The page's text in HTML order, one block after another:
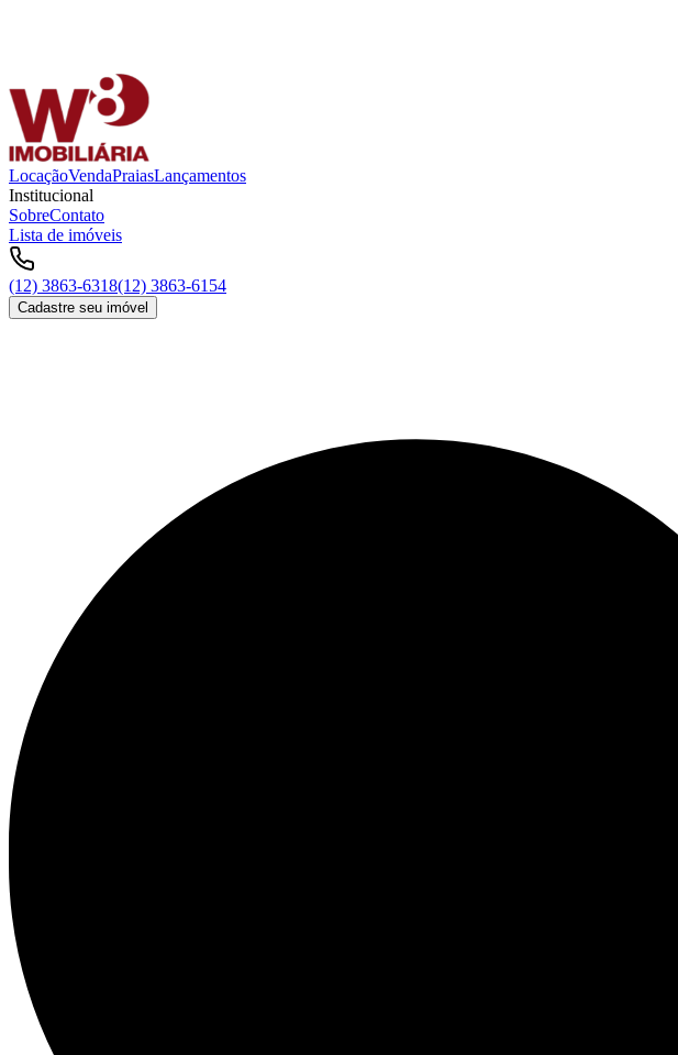
LocaçãoVendaPraiasLançamentos
Institucional
SobreContato
Lista de imóveis
(12) 3863-6318(12) 3863-6154
Cadastre seu imóvel